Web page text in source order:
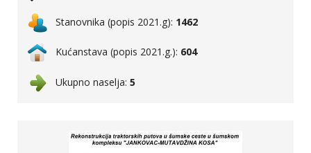
Stanovnika (popis 2021.g): 1462
Kućanstava (popis 2021.g.): 604
Ukupno naselja: 5